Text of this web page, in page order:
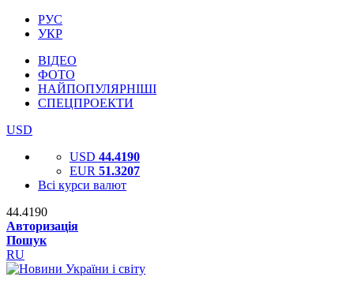
РУС
УКР
ВІДЕО
ФОТО
НАЙПОПУЛЯРНІШІ
СПЕЦПРОЕКТИ
USD
USD 44.4190
EUR 51.3207
Всі курси валют
44.4190
Авторизація
Пошук
RU